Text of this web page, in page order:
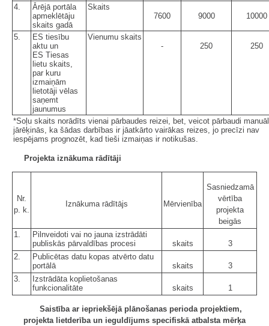
4.
Ārējā portāla
apmeklētāju
skaits gadā
Skaits
7600
9000 10000
5.
ES tiesību
aktu un
ES Tiesas
lietu skaits,
par kuru
izmaiņām
lietotāji vēlas
saņemt
jaunumus
Vienumu skaits
-
250 250
*Soļu skaits norādīts vienai pārbaudes reizei, bet, veicot pārbaudi
jārēķinās, ka šādas darbības ir jāatkārto vairākas reizes, jo precīzi nav
iespējams prognozēt, kad tieši izmaiņas ir notikušas.
Projekta iznākuma rādītāji
Nr.
p. k.
Iznākuma rādītājs Mērvienība
Sasniedzamā
vērtība
projekta
beigās
1.
Pilnveidoti vai no jauna izstrādāti
publiskās pārvaldības procesi
skaits
3
2.
Publicētas datu kopas atvērto datu
portālā
skaits
3
3.
Izstrādāta koplietošanas
funkcionalitāte
skaits 1
Saistība ar iepriekšējā plānošanas perioda projektiem,
projekta lietderība un ieguldījums specifiskā atbalsta mērķa